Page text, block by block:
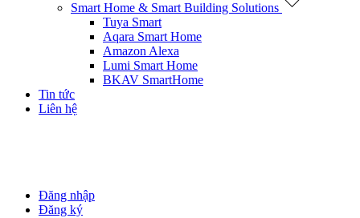
Smart Home & Smart Building Solutions
Tuya Smart
Aqara Smart Home
Amazon Alexa
Lumi Smart Home
BKAV SmartHome
Tin tức
Liên hệ
Đăng nhập
Đăng ký